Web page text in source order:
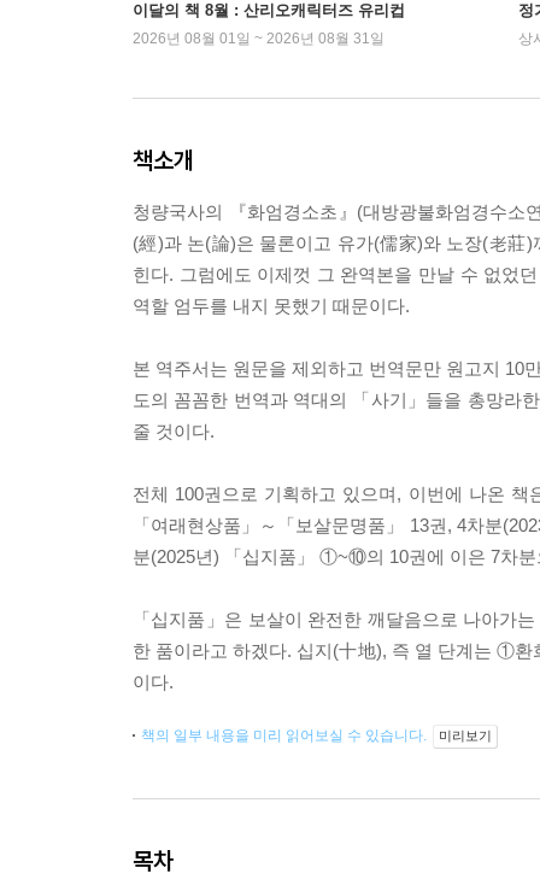
이달의 책 8월 : 산리오캐릭터즈 유리컵
2026년 08월 01일 ~ 2026년 08월 31일
정
상
책소개
청량국사의 『화엄경소초』(대방광불화엄경수소
(經)과 논(論)은 물론이고 유가(儒家)와 노장(老莊
힌다. 그럼에도 이제껏 그 완역본을 만날 수 없었
역할 엄두를 내지 못했기 때문이다.
본 역주서는 원문을 제외하고 번역문만 원고지 10
도의 꼼꼼한 번역과 역대의 「사기」들을 총망라
줄 것이다.
전체 100권으로 기획하고 있으며, 이번에 나온
「여래현상품」～「보살문명품」 13권, 4차분
분(2025년) 「십지품」 ①~⑩의 10권에 이은 7차
「십지품」은 보살이 완전한 깨달음으로 나아가
한 품이라고 하겠다. 십지(十地), 즉 열 단계는
이다.
책의 일부 내용을 미리 읽어보실 수 있습니다. 미리보기
목차